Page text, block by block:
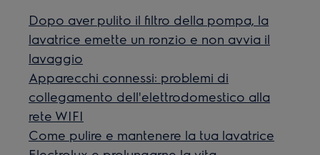
Dopo aver pulito il filtro della pompa, la
lavatrice emette un ronzio e non avvia il
lavaggio
Apparecchi connessi: problemi di
collegamento dell'elettrodomestico alla
rete WIFI
Come pulire e mantenere la tua lavatrice